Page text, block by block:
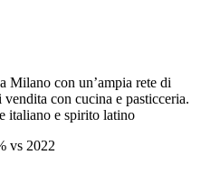
Milano con un’ampia rete di
con cucina e pasticceria.
italiano e spirito latino
vs 2022